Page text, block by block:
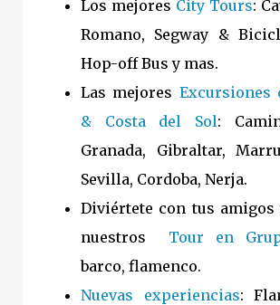
Los mejores City Tours:
Romano, Segway &
Hop-off Bus y mas.
Las mejores Excursiones
& Costa del Sol:
Granada, Gibraltar,
Sevilla, Cordoba, Nerja.
Diviértete con tus
nuestros Tour en
barco, flamenco.
Nuevas experiencias: